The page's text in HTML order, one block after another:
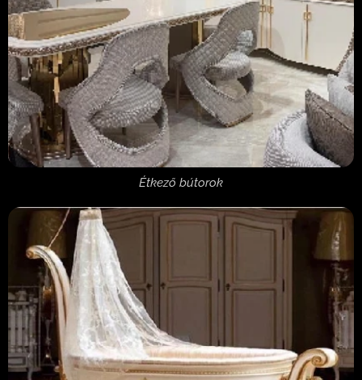
Étkező bútorok